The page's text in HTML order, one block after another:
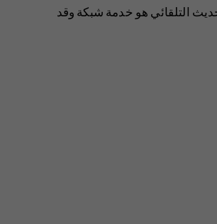
التلقائي هو خدمة شبكة وقد